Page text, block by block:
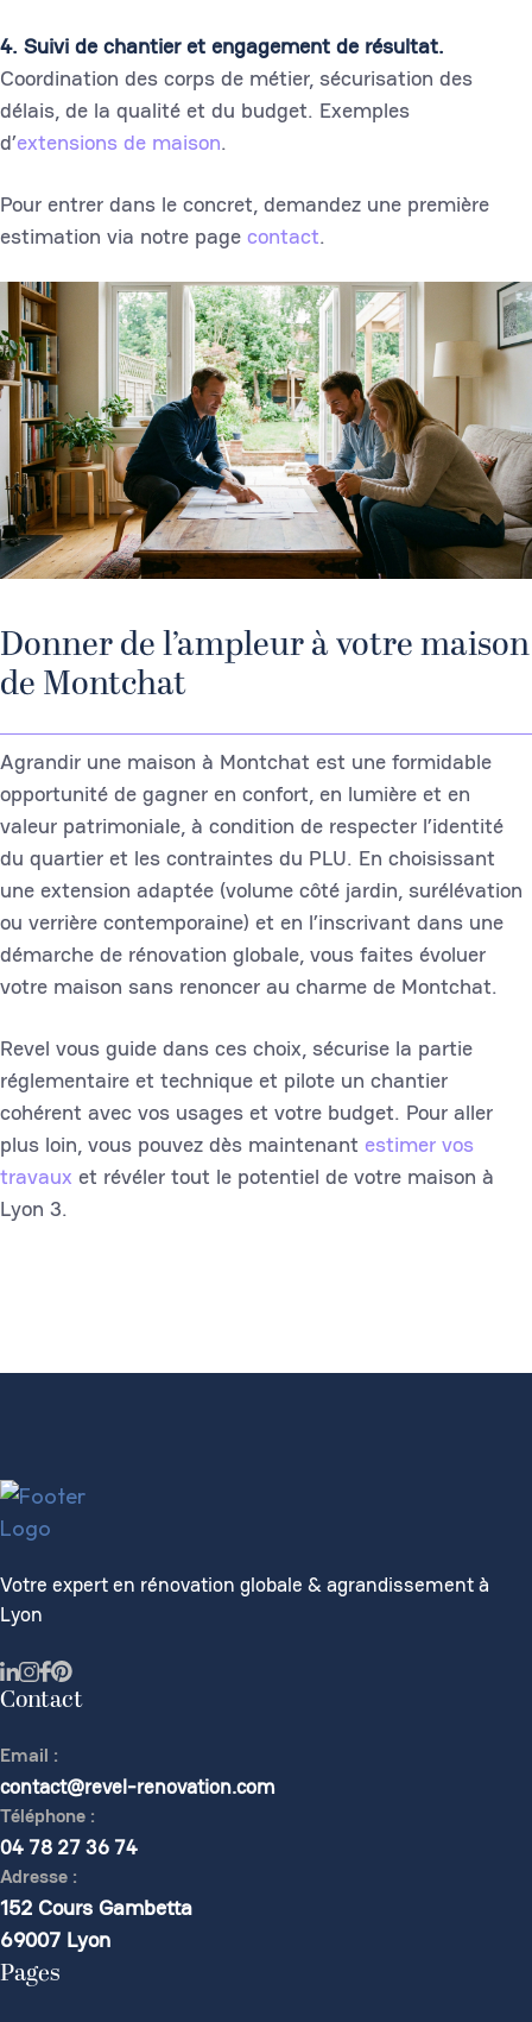
4. Suivi de chantier et engagement de résultat.
Coordination des corps de métier, sécurisation des
délais, de la qualité et du budget. Exemples
d’extensions de maison.
Pour entrer dans le concret, demandez une première
estimation via notre page contact.
Donner de l’ampleur à votre maison
de Montchat
Agrandir une maison à Montchat est une formidable
opportunité de gagner en confort, en lumière et en
valeur patrimoniale, à condition de respecter l’identité
du quartier et les contraintes du PLU. En choisissant
une extension adaptée (volume côté jardin, surélévation
ou verrière contemporaine) et en l’inscrivant dans une
démarche de rénovation globale, vous faites évoluer
votre maison sans renoncer au charme de Montchat.
Revel vous guide dans ces choix, sécurise la partie
réglementaire et technique et pilote un chantier
cohérent avec vos usages et votre budget. Pour aller
plus loin, vous pouvez dès maintenant estimer vos
travaux et révéler tout le potentiel de votre maison à
Lyon 3.
Votre expert en rénovation globale & agrandissement à
Lyon
Contact
Email :
contact@revel-renovation.com
Téléphone :
04 78 27 36 74
Adresse :
152 Cours Gambetta
69007 Lyon
Pages